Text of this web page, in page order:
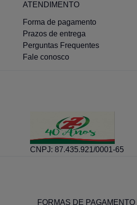
PECAS USADAS RETIFCA
RECUPERADO
SANTA CRUZ
SCHADEK
ATENDIMENTO
Forma de pagamento
Prazos de entrega
Perguntas Frequentes
Fale conosco
CNPJ: 87.435.921/0001-65
FORMAS DE PAGAMENTO